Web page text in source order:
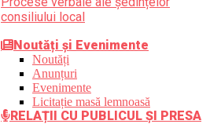
consiliului local
Noutăți și Evenimente
Noutăți
Anunțuri
Evenimente
Licitație masă lemnoasă
RELAȚII CU PUBLICUL ȘI PRESA